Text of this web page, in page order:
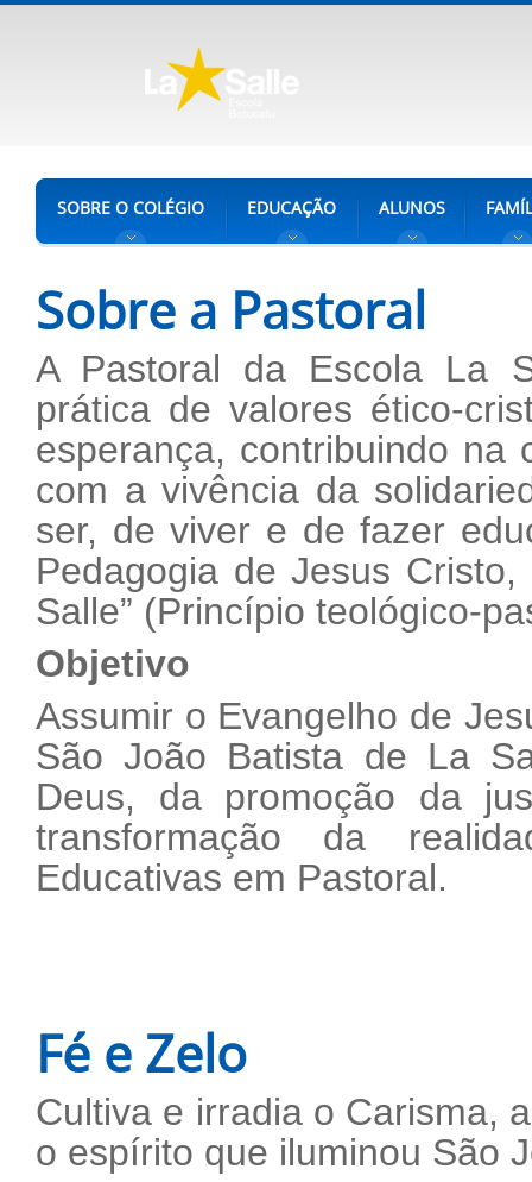
SOBRE O COLÉGIO EDUCAÇÃO ALUNOS
Sobre a Pastoral
A Pastoral da Escola La
prática de valores ético-
esperança, contribuindo na
com a vivência da
ser, de viver e de fazer
Pedagogia de Jesus
Salle” (Princípio teológico-
Objetivo
Assumir o Evangelho de
São João Batista de La
Deus, da promoção da
transformação da
Educativas em Pastoral.
Fé e Zelo
Cultiva e irradia o Carisma,
o espírito que iluminou São